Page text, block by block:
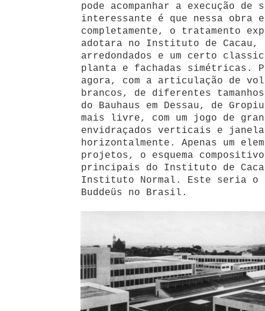
pode acompanhar a execução
interessante é que nessa obra
completamente, o tratamento
adotara no Instituto de Cacau,
arredondados e um certo
planta e fachadas simétricas.
agora, com a articulação de
brancos, de diferentes
do Bauhaus em Dessau, de
mais livre, com um jogo de
envidraçados verticais e
horizontalmente. Apenas um
projetos, o esquema
principais do Instituto de
Instituto Normal. Este seria o
Buddeüs no Brasil.